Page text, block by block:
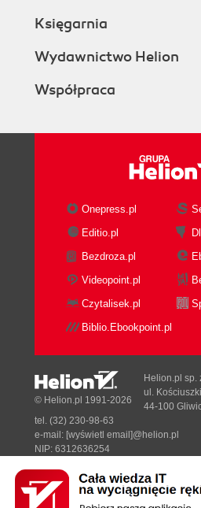
Księgarnia
Wydawnictwo Helion
Współpraca
Onepress.pl
Editio.pl
Bezdroza.pl
Videopoint.pl
Czytalisek.pl
Biblio.Ebookpoint.pl
Designed with ♥ byTonik.pl
© Helion.pl 1991-2026
Helion.pl sp.
ul.
44-100
tel. (32) 230-98-63
e-mail: [wyświetl email]@helion.pl
NIP: 6312636254